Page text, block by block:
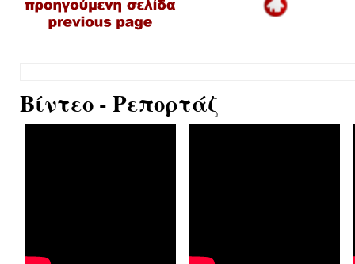
Βίντεο - Ρεπορτάζ